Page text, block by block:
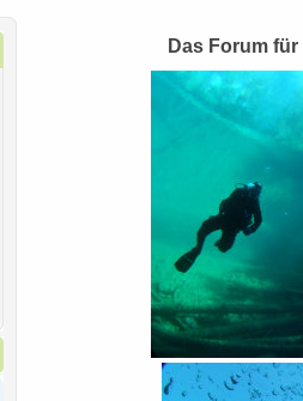
Das Forum